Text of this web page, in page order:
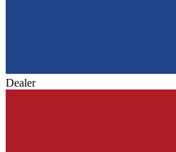
Dealer